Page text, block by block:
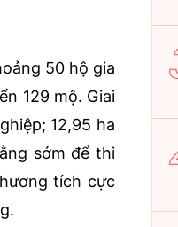
50 hộ gia
129 mộ. Giai
12,95 ha
sớm để thi
tích cực